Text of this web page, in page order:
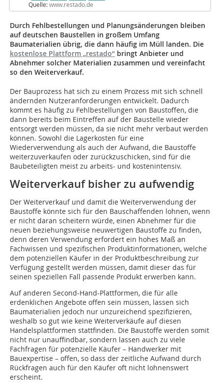
Quelle:www.restado.de
Durch Fehlbestellungen und Planungsänderungen bleiben
auf deutschen Baustellen in großem Umfang
Baumaterialien übrig, die dann häufig im Müll landen. Die
kostenlose Plattform „restado“ bringt Anbieter und
Abnehmer solcher Materialien zusammen und vereinfacht
so den Weiterverkauf.
Der Bauprozess hat sich zu einem Prozess mit sich schnell
ändernden Nutzeranforderungen entwickelt. Dadurch
kommt es häufig zu Fehlbestellungen von Baustoffen, die
dann bereits beim Eintreffen auf der Baustelle wieder
entsorgt werden müssen, da sie nicht mehr verbaut werden
können. Sowohl die Lagerkosten für eine
Wiederverwendung als auch der Aufwand, die Baustoffe
weiterzuverkaufen oder zurückzuschicken, sind für die
Baubeteiligten meist zu arbeits- und kostenintensiv.
Weiterverkauf bisher zu aufwendig
Der Weiterverkauf und damit die Weiterverwendung der
Baustoffe könnte sich für den Bauschaffenden lohnen, wenn
er nicht daran scheitern würde, einen Abnehmer für die
neuen beziehungsweise neuwertigen Baustoffe zu finden,
denn deren Verwendung erfordert ein hohes Maß an
Fachwissen und spezifischen Produktinformationen, welche
dem potenziellen Käufer in der Produktbeschreibung zur
Verfügung gestellt werden müssen, damit dieser das für
seinen speziellen Fall passende Produkt erwerben kann.
Auf anderen Second-Hand-Plattformen, die für alle
erdenklichen Angebote offen sein müssen, lassen sich
Baumaterialien jedoch nur unzureichend spezifizieren,
weshalb so gut wie keine Weiterverkäufe auf diesen
Handelsplattformen stattfinden. Die Baustoffe werden somit
nicht nur unauffindbar, sondern lassen auch zu viele
Fachfragen für potenzielle Käufer – Handwerker mit
Bauexpertise – offen, so dass der zeitliche Aufwand durch
Rückfragen auch für den Käufer oft nicht lohnenswert
erscheint.